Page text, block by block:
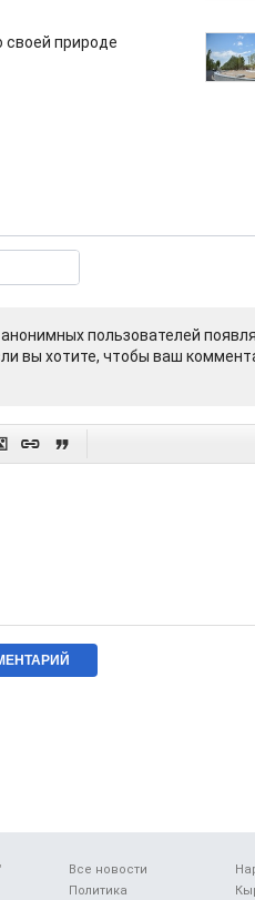
природе
пользователей
вы хотите, чтобы ваш
 
Все новости
Политика